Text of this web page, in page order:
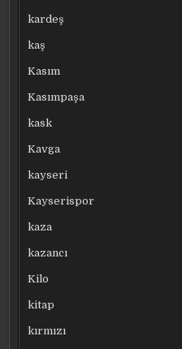
kardeş
kaş
Kasım
Kasımpaşa
kask
Kavga
kayseri
Kayserispor
kaza
kazancı
Kilo
kitap
kırmızı